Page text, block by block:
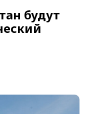
будут